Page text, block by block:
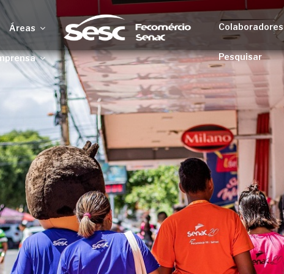
Áreas Colaboradores
Pesquisar